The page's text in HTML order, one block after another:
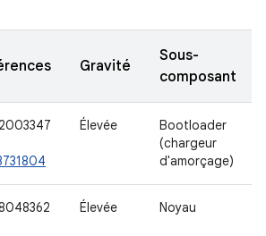
Gravité
Sous-
composant
Élevée
Bootloader
(chargeur
d'amorçage)
Élevée Noyau